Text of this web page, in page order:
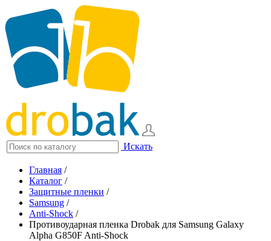
Искать
Главная /
Каталог /
Защитные пленки /
Samsung /
Anti-Shock /
Противоударная пленка Drobak для Samsung Galaxy
Alpha G850F Anti-Shock